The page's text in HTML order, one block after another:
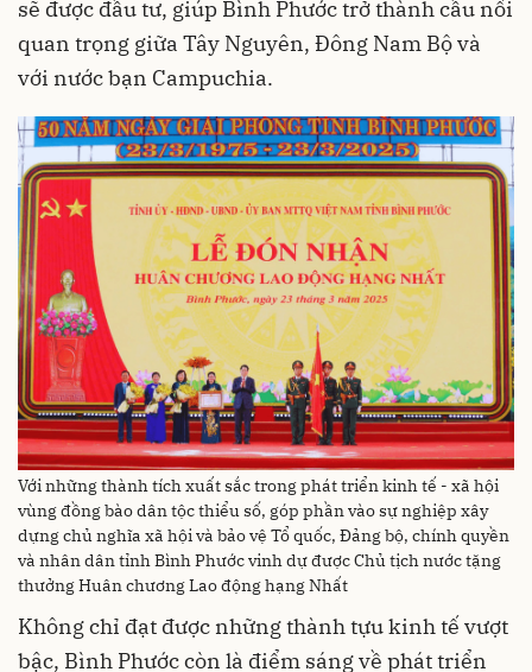
sẽ được đầu tư, giúp Bình Phước trở thành cầu nối
quan trọng giữa Tây Nguyên, Đông Nam Bộ và
với nước bạn Campuchia.
Với những thành tích xuất sắc trong phát triển kinh tế - xã hội
vùng đồng bào dân tộc thiểu số, góp phần vào sự nghiệp xây
dựng chủ nghĩa xã hội và bảo vệ Tổ quốc, Đảng bộ, chính quyền
và nhân dân tỉnh Bình Phước vinh dự được Chủ tịch nước tặng
thưởng Huân chương Lao động hạng Nhất
Không chỉ đạt được những thành tựu kinh tế vượt
bậc, Bình Phước còn là điểm sáng về phát triển